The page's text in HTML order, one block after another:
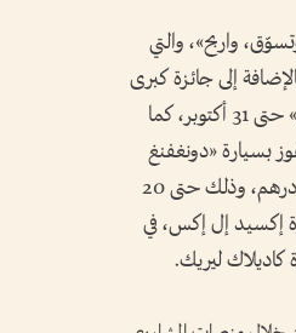
واربح»، والتي
50 ألف درهم كل أسبوعين عند إنفاق 100 درهم، بالإضافة إلى جائزة كبرى
بقيمة 500000 درهم، والتي تُمنح عبر سحوبات تجرى من خلال تطبيق «دريم دبي» حتى 31 أكتوبر، كما
بسيارة «دونغفنغ
007» طراز 2026، إلى جانب جوائز نقدية، تصل قيمتها الإجمالية إلى 500,000 درهم، وذلك حتى 20
إكسيد إل إكس، في
ليريك.